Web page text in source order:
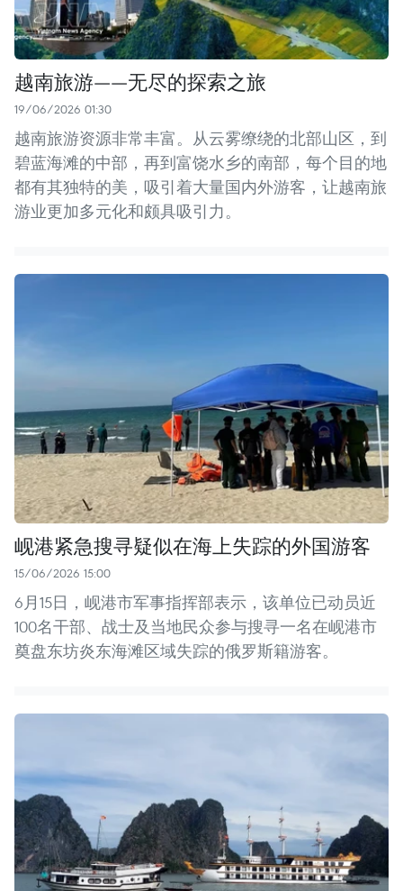
越南旅游——无尽的探索之旅
19/06/2026 01:30
越南旅游资源非常丰富。从云雾缭绕的北部山区，到
碧蓝海滩的中部，再到富饶水乡的南部，每个目的地
都有其独特的美，吸引着大量国内外游客，让越南旅
游业更加多元化和颇具吸引力。
岘港紧急搜寻疑似在海上失踪的外国游客
15/06/2026 15:00
6月15日，岘港市军事指挥部表示，该单位已动员近
100名干部、战士及当地民众参与搜寻一名在岘港市
奠盘东坊炎东海滩区域失踪的俄罗斯籍游客。